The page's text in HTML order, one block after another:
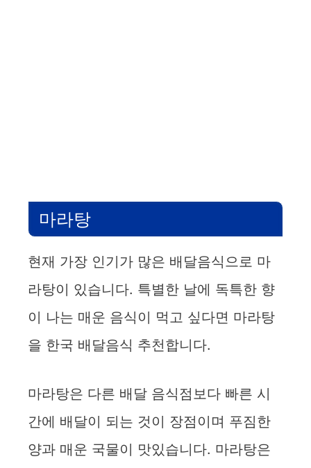
마라탕
현재 가장 인기가 많은 배달음식으로 마
라탕이 있습니다. 특별한 날에 독특한 향
이 나는 매운 음식이 먹고 싶다면 마라탕
을 한국 배달음식 추천합니다.
마라탕은 다른 배달 음식점보다 빠른 시
간에 배달이 되는 것이 장점이며 푸짐한
양과 매운 국물이 맛있습니다. 마라탕은